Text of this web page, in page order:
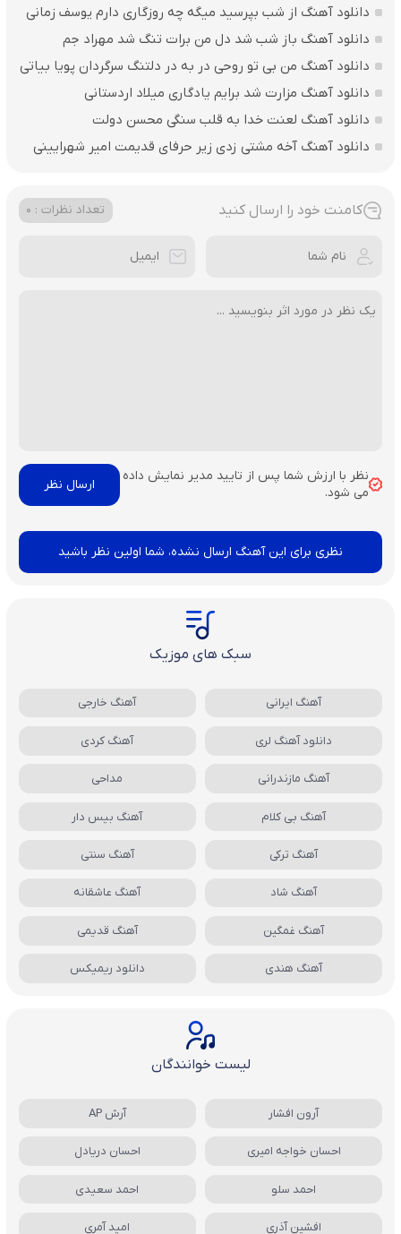
دانلود آهنگ از شب بپرسید میگه چه روزگاری دارم یوسف زمانی
دانلود آهنگ باز شب شد دل من برات تنگ شد مهراد جم
دانلود آهنگ من بی تو روحی در به در دلتنگ سرگردان پویا بیاتی
دانلود آهنگ مزارت شد برایم یادگاری میلاد اردستانی
دانلود آهنگ لعنت خدا به قلب سنگی محسن دولت
دانلود آهنگ آخه مشتی زدی زیر حرفای قدیمت امیر شهرایینی
کامنت خود را ارسال کنید تعداد نظرات : 0
نظر با ارزش شما پس از تایید مدیر نمایش داده
می شود.
نظری برای این آهنگ ارسال نشده، شما اولین نظر باشید
سبک های موزیک
آهنگ ایرانی آهنگ خارجی
دانلود آهنگ لری آهنگ کردی
آهنگ مازندرانی مداحی
آهنگ بی کلام آهنگ بیس دار
آهنگ ترکی آهنگ سنتی
آهنگ شاد آهنگ عاشقانه
آهنگ غمگین آهنگ قدیمی
آهنگ هندی دانلود ریمیکس
لیست خوانندگان
آرون افشار آرش AP
احسان خواجه امیری احسان دریادل
احمد سلو احمد سعیدی
افشین آذری امید آمری